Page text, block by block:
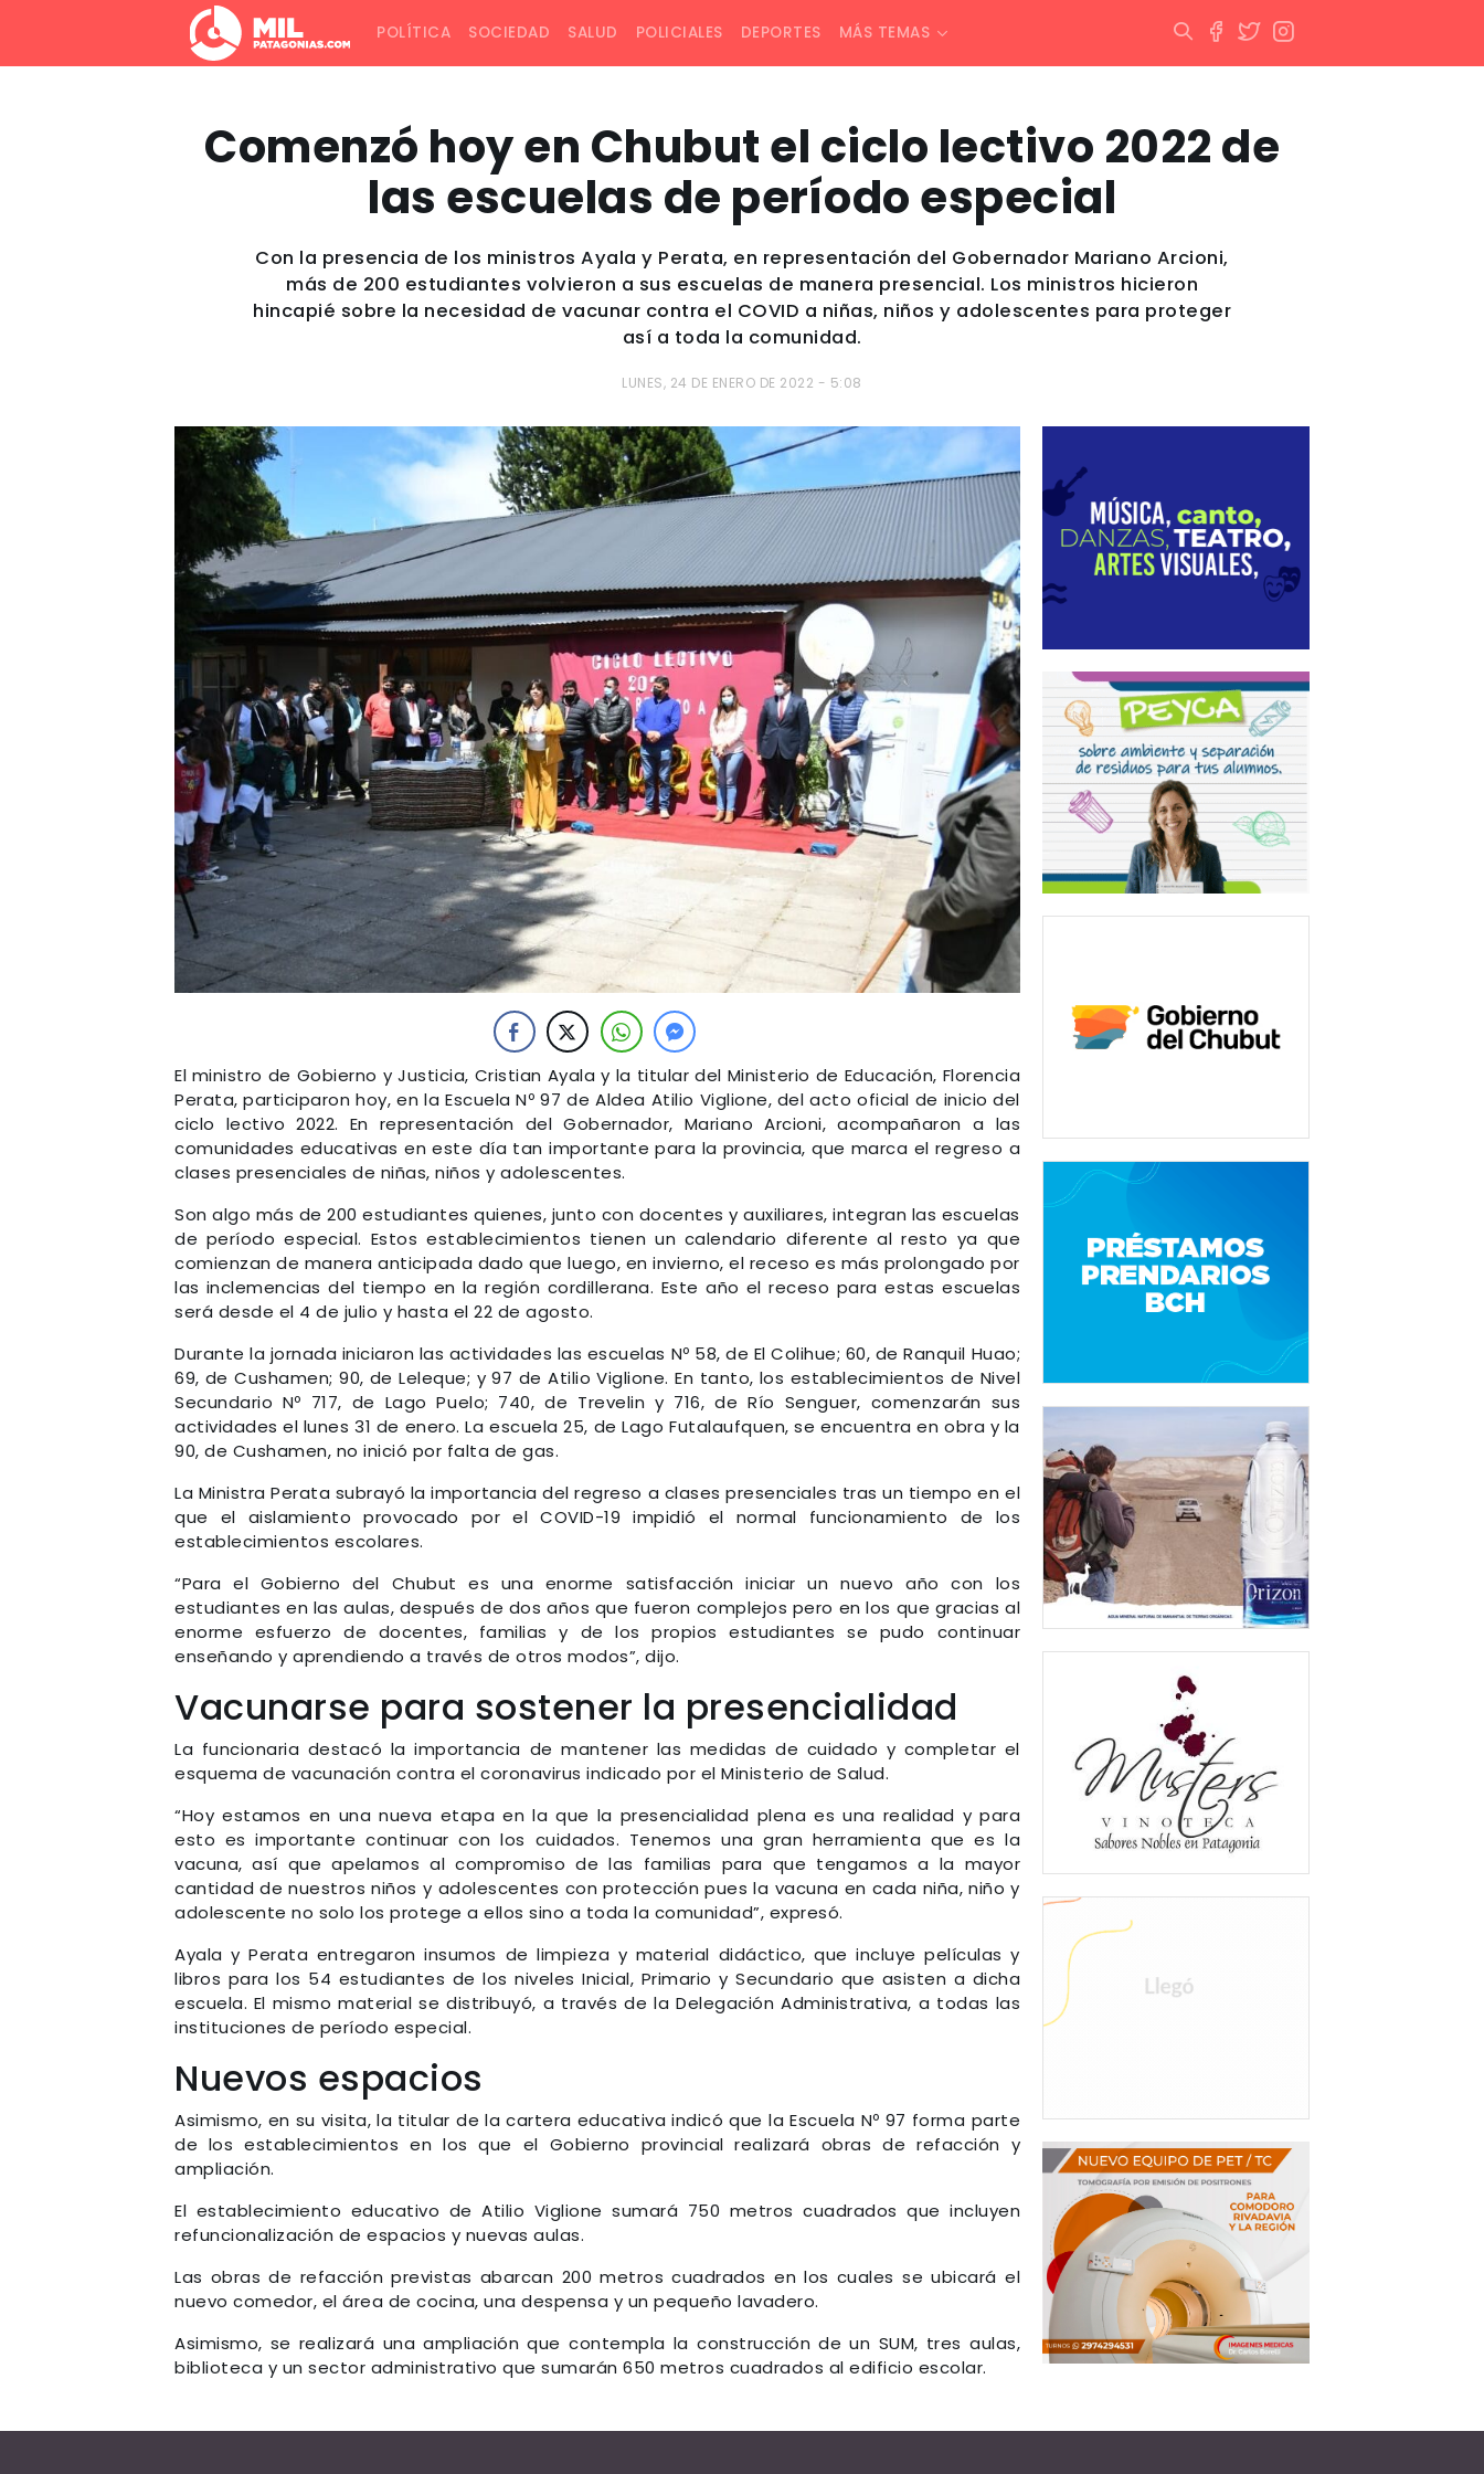
POLÍTICA SOCIEDAD SALUD POLICIALES DEPORTES MÁS TEMAS
Comenzó hoy en Chubut el ciclo lectivo 2022 de
las escuelas de período especial
Con la presencia de los ministros Ayala y Perata, en representación del Gobernador Mariano Arcioni,
más de 200 estudiantes volvieron a sus escuelas de manera presencial. Los ministros hicieron
hincapié sobre la necesidad de vacunar contra el COVID a niñas, niños y adolescentes para proteger
así a toda la comunidad.
LUNES, 24 DE ENERO DE 2022 - 5:08
El ministro de Gobierno y Justicia, Cristian Ayala y la titular del Ministerio de Educación, Florencia
Perata, participaron hoy, en la Escuela Nº 97 de Aldea Atilio Viglione, del acto oficial de inicio del
ciclo lectivo 2022. En representación del Gobernador, Mariano Arcioni, acompañaron a las
comunidades educativas en este día tan importante para la provincia, que marca el regreso a
clases presenciales de niñas, niños y adolescentes.
Son algo más de 200 estudiantes quienes, junto con docentes y auxiliares, integran las escuelas
de período especial. Estos establecimientos tienen un calendario diferente al resto ya que
comienzan de manera anticipada dado que luego, en invierno, el receso es más prolongado por
las inclemencias del tiempo en la región cordillerana. Este año el receso para estas escuelas
será desde el 4 de julio y hasta el 22 de agosto.
Durante la jornada iniciaron las actividades las escuelas Nº 58, de El Colihue; 60, de Ranquil Huao;
69, de Cushamen; 90, de Leleque; y 97 de Atilio Viglione. En tanto, los establecimientos de Nivel
Secundario Nº 717, de Lago Puelo; 740, de Trevelin y 716, de Río Senguer, comenzarán sus
actividades el lunes 31 de enero. La escuela 25, de Lago Futalaufquen, se encuentra en obra y la
90, de Cushamen, no inició por falta de gas.
La Ministra Perata subrayó la importancia del regreso a clases presenciales tras un tiempo en el
que el aislamiento provocado por el COVID-19 impidió el normal funcionamiento de los
establecimientos escolares.
“Para el Gobierno del Chubut es una enorme satisfacción iniciar un nuevo año con los
estudiantes en las aulas, después de dos años que fueron complejos pero en los que gracias al
enorme esfuerzo de docentes, familias y de los propios estudiantes se pudo continuar
enseñando y aprendiendo a través de otros modos”, dijo.
Vacunarse para sostener la presencialidad
La funcionaria destacó la importancia de mantener las medidas de cuidado y completar el
esquema de vacunación contra el coronavirus indicado por el Ministerio de Salud.
“Hoy estamos en una nueva etapa en la que la presencialidad plena es una realidad y para
esto es importante continuar con los cuidados. Tenemos una gran herramienta que es la
vacuna, así que apelamos al compromiso de las familias para que tengamos a la mayor
cantidad de nuestros niños y adolescentes con protección pues la vacuna en cada niña, niño y
adolescente no solo los protege a ellos sino a toda la comunidad”, expresó.
Ayala y Perata entregaron insumos de limpieza y material didáctico, que incluye películas y
libros para los 54 estudiantes de los niveles Inicial, Primario y Secundario que asisten a dicha
escuela. El mismo material se distribuyó, a través de la Delegación Administrativa, a todas las
instituciones de período especial.
Nuevos espacios
Asimismo, en su visita, la titular de la cartera educativa indicó que la Escuela Nº 97 forma parte
de los establecimientos en los que el Gobierno provincial realizará obras de refacción y
ampliación.
El establecimiento educativo de Atilio Viglione sumará 750 metros cuadrados que incluyen
refuncionalización de espacios y nuevas aulas.
Las obras de refacción previstas abarcan 200 metros cuadrados en los cuales se ubicará el
nuevo comedor, el área de cocina, una despensa y un pequeño lavadero.
Asimismo, se realizará una ampliación que contempla la construcción de un SUM, tres aulas,
biblioteca y un sector administrativo que sumarán 650 metros cuadrados al edificio escolar.